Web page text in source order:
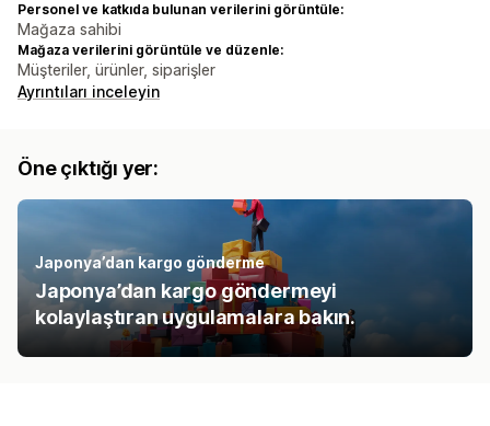
Personel ve katkıda bulunan verilerini görüntüle:
Mağaza sahibi
Mağaza verilerini görüntüle ve düzenle:
Müşteriler, ürünler, siparişler
Ayrıntıları inceleyin
Öne çıktığı yer:
Japonya’dan kargo gönderme
Japonya’dan kargo göndermeyi
kolaylaştıran uygulamalara bakın.